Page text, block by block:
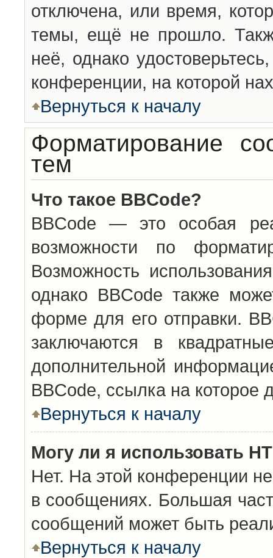
отключена, или время,
темы, ещё не прошло.
неё, однако
конференции, на которой
Вернуться к началу
Форматирование
тем
Что такое BBCode?
BBCode — это особая
возможности по
Возможность
однако BBCode также
форме для его отправки.
заключаются в
дополнительной
BBCode, ссылка на
Вернуться к началу
Могу ли я использовать
Нет. На этой конференции
в сообщениях. Большая
сообщений может быть
Вернуться к началу